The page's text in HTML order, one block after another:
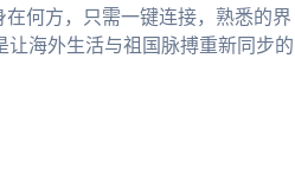
何方，只需一键连接，熟悉的界
海外生活与祖国脉搏重新同步的